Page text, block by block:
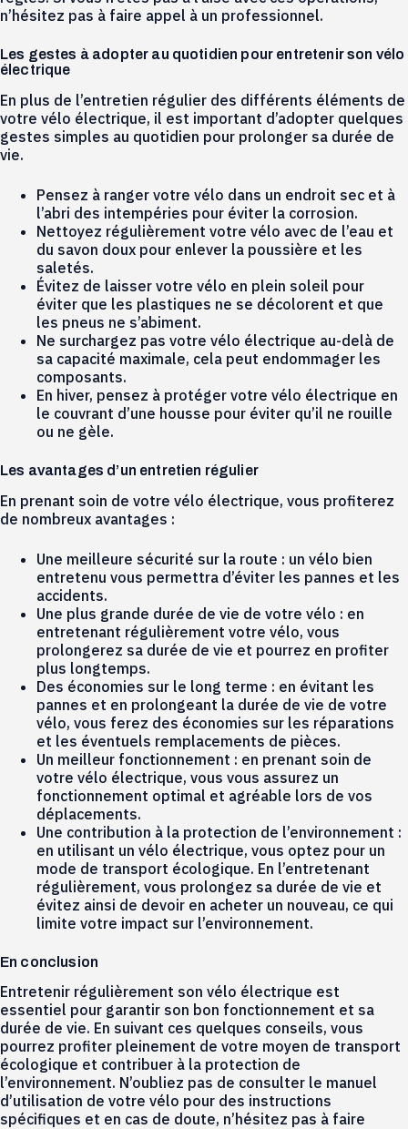
n’hésitez pas à faire appel à un professionnel.
Les gestes à adopter au quotidien pour entretenir son vélo
électrique
En plus de l’entretien régulier des différents éléments de
votre vélo électrique, il est important d’adopter quelques
gestes simples au quotidien pour prolonger sa durée de
vie.
Pensez à ranger votre vélo dans un endroit sec et à
l’abri des intempéries pour éviter la corrosion.
Nettoyez régulièrement votre vélo avec de l’eau et
du savon doux pour enlever la poussière et les
saletés.
Évitez de laisser votre vélo en plein soleil pour
éviter que les plastiques ne se décolorent et que
les pneus ne s’abiment.
Ne surchargez pas votre vélo électrique au-delà de
sa capacité maximale, cela peut endommager les
composants.
En hiver, pensez à protéger votre vélo électrique en
le couvrant d’une housse pour éviter qu’il ne rouille
ou ne gèle.
Les avantages d’un entretien régulier
En prenant soin de votre vélo électrique, vous profiterez
de nombreux avantages :
Une meilleure sécurité sur la route : un vélo bien
entretenu vous permettra d’éviter les pannes et les
accidents.
Une plus grande durée de vie de votre vélo : en
entretenant régulièrement votre vélo, vous
prolongerez sa durée de vie et pourrez en profiter
plus longtemps.
Des économies sur le long terme : en évitant les
pannes et en prolongeant la durée de vie de votre
vélo, vous ferez des économies sur les réparations
et les éventuels remplacements de pièces.
Un meilleur fonctionnement : en prenant soin de
votre vélo électrique, vous vous assurez un
fonctionnement optimal et agréable lors de vos
déplacements.
Une contribution à la protection de l’environnement :
en utilisant un vélo électrique, vous optez pour un
mode de transport écologique. En l’entretenant
régulièrement, vous prolongez sa durée de vie et
évitez ainsi de devoir en acheter un nouveau, ce qui
limite votre impact sur l’environnement.
En conclusion
Entretenir régulièrement son vélo électrique est
essentiel pour garantir son bon fonctionnement et sa
durée de vie. En suivant ces quelques conseils, vous
pourrez profiter pleinement de votre moyen de transport
écologique et contribuer à la protection de
l’environnement. N’oubliez pas de consulter le manuel
d’utilisation de votre vélo pour des instructions
spécifiques et en cas de doute, n’hésitez pas à faire